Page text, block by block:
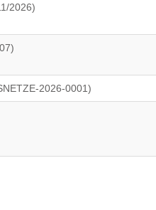
2026)
2026-0001)